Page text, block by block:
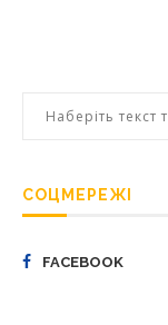
СОЦМЕРЕЖІ
FACEBOOK